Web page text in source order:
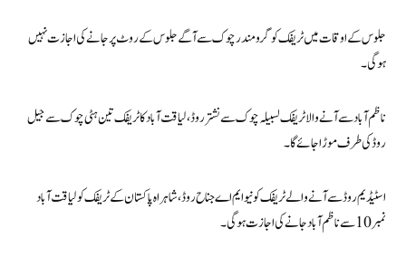
جلوس کے اوقات میں ٹریفک کو گرومندر چوک سے آگے جلوس کے روٹ پر جانے کی اجازت نہیں
ہو گی۔
ناظم آباد سے آنے والا ٹریفک لسبیلہ چوک سے نشترروڈ، لیاقت آباد کا ٹریفک تین ہٹی چوک سے جیل
روڈ کی طرف موڑا جائے گا۔
اسٹیڈیم روڈ سے آنے والے ٹریفک کو نیو ایم اے جناح روڈ، شاہراہ پاکستان کے ٹریفک کو لیاقت آباد
نمبر 10 سے ناظم آباد جانے کی اجازت ہوگی۔